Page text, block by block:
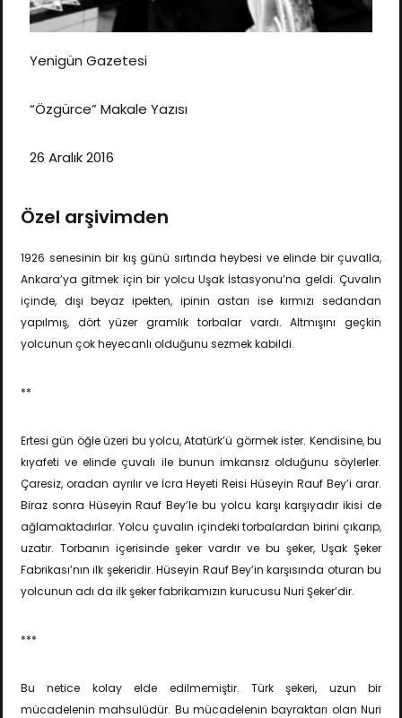
Yenigün Gazetesi
“Özgürce” Makale Yazısı
26 Aralık 2016
Özel arşivimden
1926 senesinin bir kış günü sırtında heybesi ve elinde bir çuvalla,
Ankara’ya gitmek için bir yolcu Uşak İstasyonu’na geldi. Çuvalın
içinde, dışı beyaz ipekten, ipinin astarı ise kırmızı sedandan
yapılmış, dört yüzer gramlık torbalar vardı. Altmışını geçkin
yolcunun çok heyecanlı olduğunu sezmek kabildi.
**
Ertesi gün öğle üzeri bu yolcu, Atatürk’ü görmek ister. Kendisine, bu
kıyafeti ve elinde çuvalı ile bunun imkansız olduğunu söylerler.
Çaresiz, oradan ayrılır ve İcra Heyeti Reisi Hüseyin Rauf Bey’i arar.
Biraz sonra Hüseyin Rauf Bey’le bu yolcu karşı karşıyadır ikisi de
ağlamaktadırlar. Yolcu çuvalın içindeki torbalardan birini çıkarıp,
uzatır. Torbanın içerisinde şeker vardır ve bu şeker, Uşak Şeker
Fabrikası’nın ilk şekeridir. Hüseyin Rauf Bey’in karşısında oturan bu
yolcunun adı da ilk şeker fabrikamızın kurucusu Nuri Şeker’dir.
***
Bu netice kolay elde edilmemiştir. Türk şekeri, uzun bir
mücadelenin mahsulüdür. Bu mücadelenin bayraktarı olan Nuri